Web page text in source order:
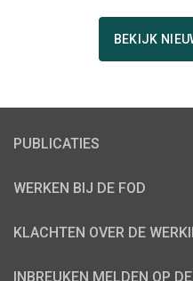
BEKIJK
PUBLICATIES
WERKEN BIJ DE FOD
KLACHTEN OVER DE
INBREUKEN MELDEN OP